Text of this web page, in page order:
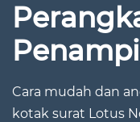
Cara mudah dan
kotak surat Lotus